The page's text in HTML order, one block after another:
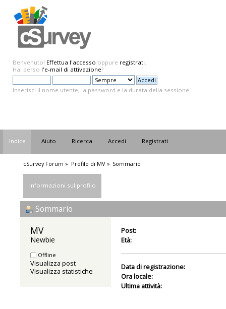
Benvenuto! Effettua l'accesso oppure registrati.
Hai perso l'e-mail di attivazione?
Inserisci il nome utente, la password e la durata della sessione.
Indice Aiuto Ricerca Accedi Registrati
cSurvey Forum » Profilo di MV» Sommario
Informazioni sul profilo
Sommario
MV
Newbie
Offline
Visualizza post
Visualizza statistiche
Post:
Età:
Data di registrazione:
Ora locale:
Ultima attività: